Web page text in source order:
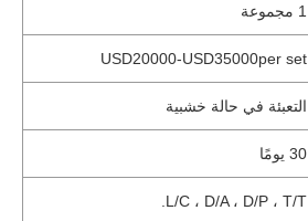
1 مجموعة
USD20000-USD35000per set
التعبئة في حالة خشبية
30 يومًا
L/C ، D/A ، D/P ، T/T.